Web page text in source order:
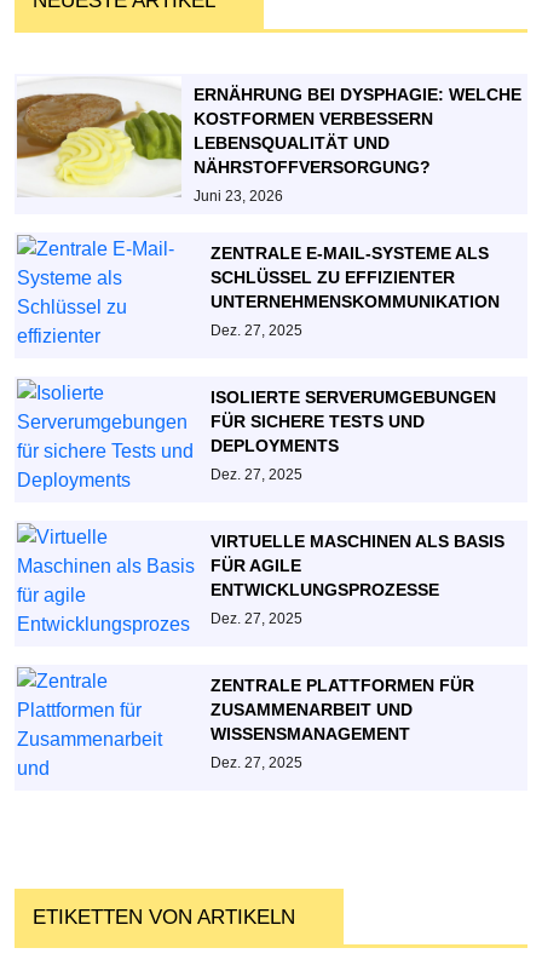
ERNÄHRUNG BEI DYSPHAGIE: WELCHE
KOSTFORMEN VERBESSERN
LEBENSQUALITÄT UND
NÄHRSTOFFVERSORGUNG?
Juni 23, 2026
ZENTRALE E-MAIL-SYSTEME ALS
SCHLÜSSEL ZU EFFIZIENTER
UNTERNEHMENSKOMMUNIKATION
Dez. 27, 2025
ISOLIERTE SERVERUMGEBUNGEN
FÜR SICHERE TESTS UND
DEPLOYMENTS
Dez. 27, 2025
VIRTUELLE MASCHINEN ALS BASIS
FÜR AGILE
ENTWICKLUNGSPROZESSE
Dez. 27, 2025
ZENTRALE PLATTFORMEN FÜR
ZUSAMMENARBEIT UND
WISSENSMANAGEMENT
Dez. 27, 2025
ETIKETTEN VON ARTIKELN